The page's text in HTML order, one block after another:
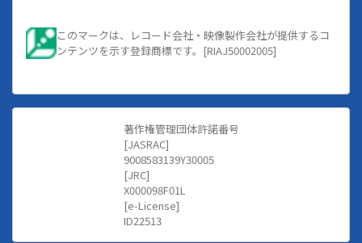
このマークは、レコード会社・映像製作会社が提供するコ
ンテンツを示す登録商標です。[RIAJ50002005]
著作権管理団体許諾番号
[JASRAC]
9008583139Y30005
[JRC]
X000098F01L
[e-License]
ID22513